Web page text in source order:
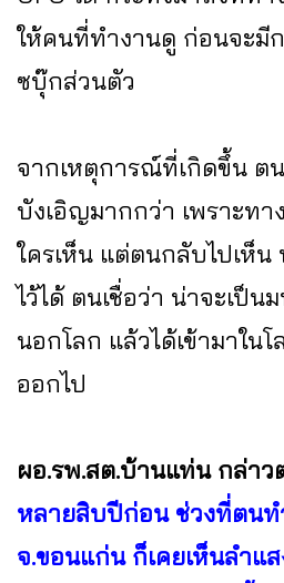
ให้คนที่ทำงานดู ก่อนจะมีก
ซบุ๊กส่วนตัว
จากเหตุการณ์ที่เกิดขึ้น ตน
บังเอิญมากกว่า เพราะทา
ใครเห็น แต่ตนกลับไปเห็
ไว้ได้ ตนเชื่อว่า น่าจะเป็
นอกโลก แล้วได้เข้ามาใน
ออกไป
ผอ.รพ.สต.บ้านแท่น กล่าว
หลายสิบปีก่อน ช่วงที่ตน
จ.ขอนแก่น ก็เคยเห็นลำแ